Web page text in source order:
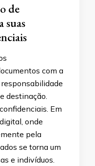
de
suas
com a
destinação.
Em
onde
pela
se torna um
e indivíduos.